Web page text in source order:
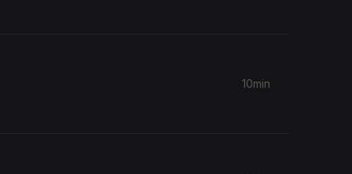
10min